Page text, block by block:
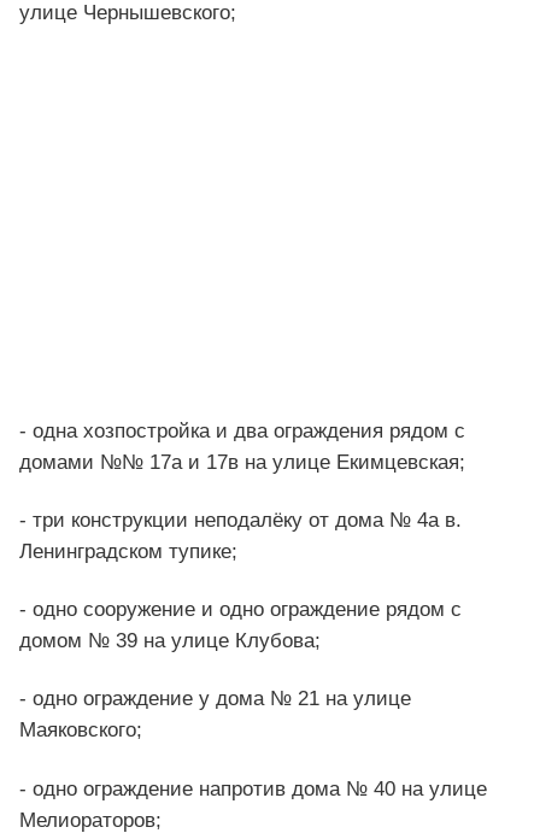
улице Чернышевского;
- одна хозпостройка и два ограждения рядом с
домами №№ 17а и 17в на улице Екимцевская;
- три конструкции неподалёку от дома № 4а в.
Ленинградском тупике;
- одно сооружение и одно ограждение рядом с
домом № 39 на улице Клубова;
- одно ограждение у дома № 21 на улице
Маяковского;
- одно ограждение напротив дома № 40 на улице
Мелиораторов;